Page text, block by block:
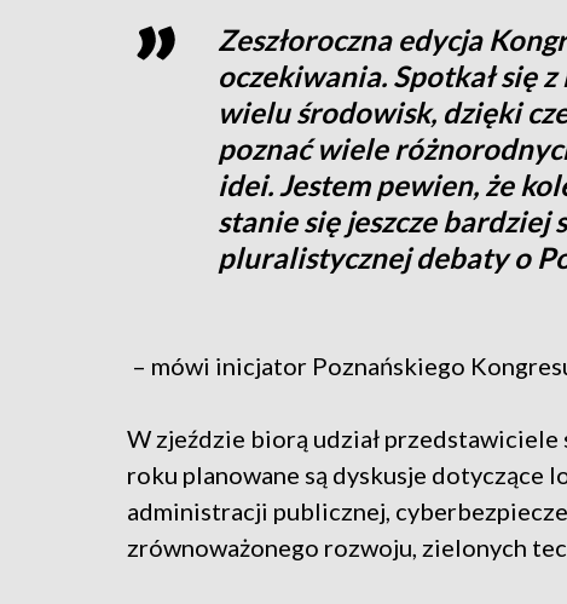
Zeszłoroczna edycja
oczekiwania. Spotkał się
wielu środowisk, dzięki
poznać wiele
idei. Jestem pewien, że
stanie się jeszcze
pluralistycznej debaty o
– mówi inicjator Poznańskiego
W zjeździe biorą udział
roku planowane są dyskusje
administracji publicznej,
zrównoważonego rozwoju, zielonych